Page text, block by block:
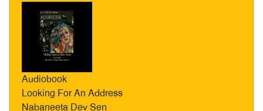
Audiobook
Looking For An Address
Nabaneeta Dev Sen